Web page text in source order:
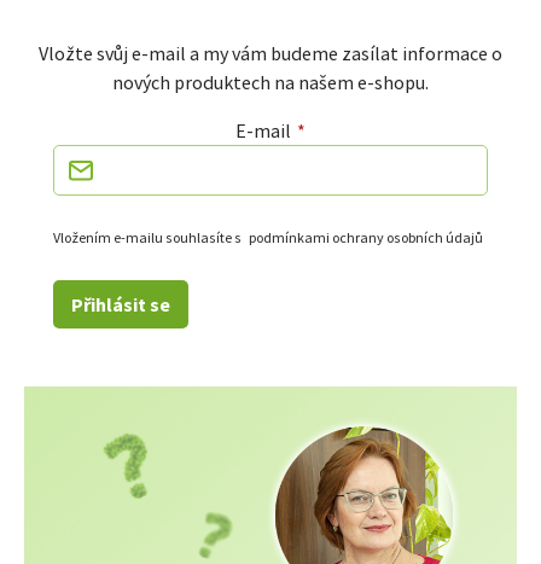
Vložte svůj e-mail a my vám budeme zasílat informace o
nových produktech na našem e-shopu.
E-mail
Vložením e-mailu souhlasíte s podmínkami ochrany osobních údajů
Přihlásit se